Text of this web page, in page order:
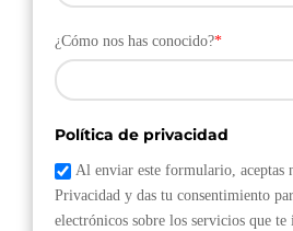
¿Cómo nos has conocido?*
Política de privacidad
Al enviar este formulario, aceptas
Privacidad y das tu consentimiento
electrónicos sobre los servicios que te